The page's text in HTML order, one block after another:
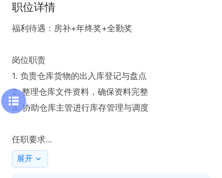
职位详情
福利待遇：房补+年终奖+全勤奖
岗位职责
1. 负责仓库货物的出入库登记与盘点
2. 整理仓库文件资料，确保资料完整
3. 协助仓库主管进行库存管理与调度
任职要求
1. 物流管理等相关专业
展开